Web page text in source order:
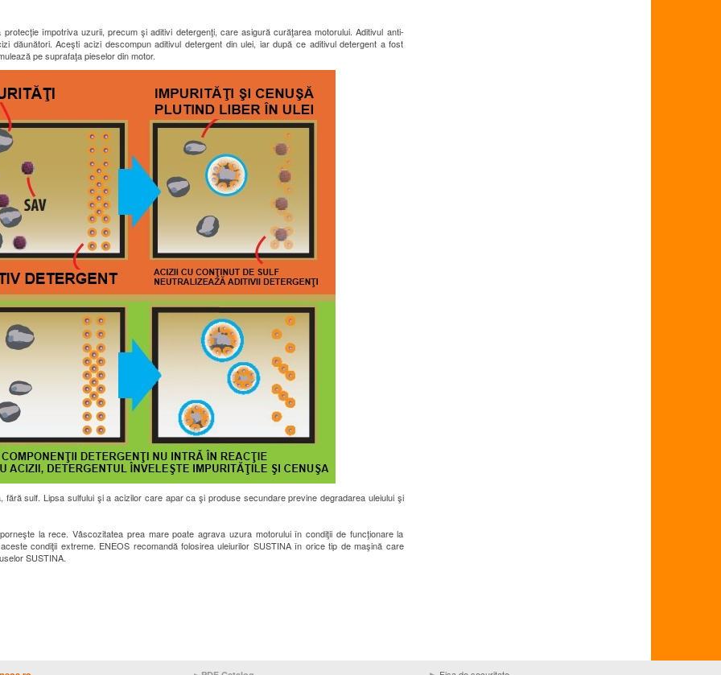
împotriva uzurii, precum şi aditivi detergenţi, care asigură curăţarea motorului. Aditivul anti-
dăunători. Aceşti acizi descompun aditivul detergent din ulei, iar după ce aditivul detergent a fost
pe suprafaţa pieselor din motor.
fără sulf. Lipsa sulfului şi a acizilor care apar ca şi produse secundare previne degradarea uleiului şi
la rece. Vâscozitatea prea mare poate agrava uzura motorului în condiţii de funcţionare la
condiţii extreme. ENEOS recomandă folosirea uleiurilor SUSTINA în orice tip de maşină care
SUSTINA.